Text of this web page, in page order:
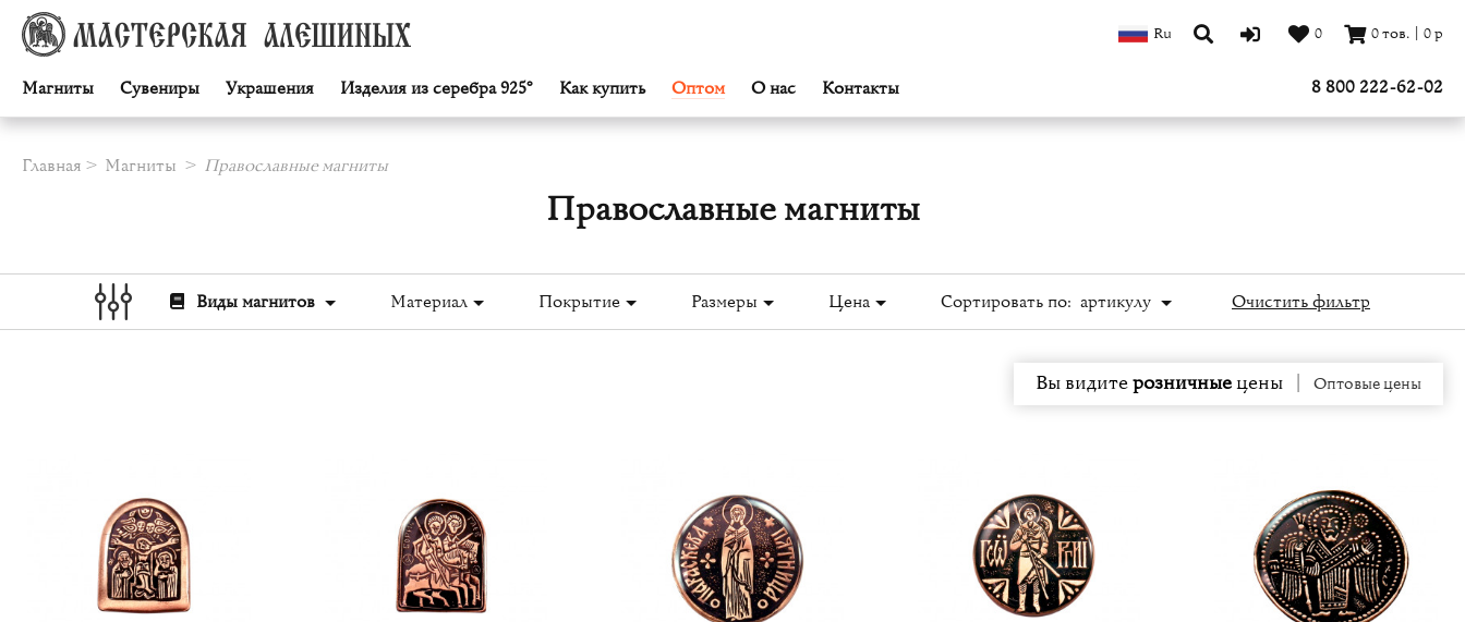
Магниты Сувениры Украшения Изделия из серебра 925° Как купить Оптом О нас Контакты
Ru 0 0тов. 0р
8 800 222-62-02
Главная Магниты Православные магниты
Православные магниты
Виды магнитов Материал Покрытие Размеры Цена Сортировать по: артикулу Очистить фильтр
Вы видитерозничныецены Оптовые цены